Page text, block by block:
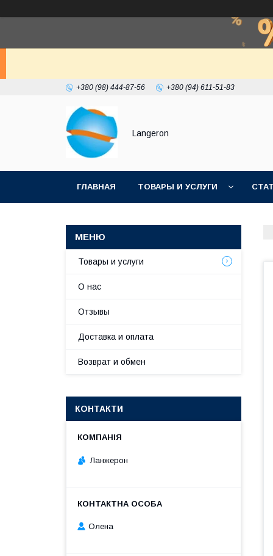
+380 (98) 444-87-56 +380 (94) 611-51-83
Langeron
ГЛАВНАЯ ТОВАРЫ И УСЛУГИ
Товары и услуги
О нас
Отзывы
Доставка и оплата
Возврат и обмен
КОНТАКТИ
Ланжерон
Олена